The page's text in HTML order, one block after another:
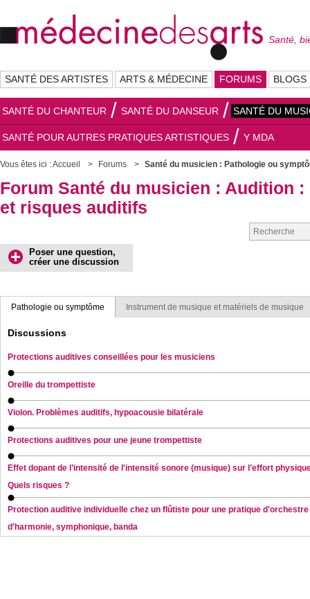
Santé,
SANTÉ DES ARTISTES ARTS & MÉDECINE FORUMS BLOGS
SANTÉ DU CHANTEUR SANTÉ DU DANSEUR SANTÉ DU
SANTÉ POUR AUTRES PRATIQUES ARTISTIQUES Y MDA
Vous êtes ici :Accueil Forums Santé du musicien : Pathologie ou
Forum Santé du musicien : Audition
et risques auditifs
Poser une question,
créer une discussion
Pathologie ou symptôme Instrument de musique et matériels de musique
Discussions
Protections auditives conseillées pour les musiciens
Oreille du trompettiste
Violon. Problèmes auditifs, hypoacousie bilatérale
Protections auditives pour une jeune trompettiste
Effet dopant de l’intensité de l'intensité sonore (musique) sur l’effort
Quels risques ?
Protection auditive individuelle chez un flûtiste pour une pratique d'orchestre
d'harmonie, symphonique, banda